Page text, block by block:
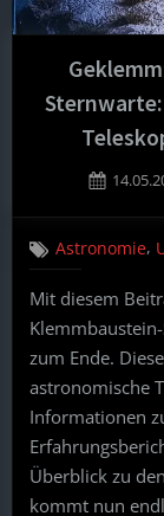
Posted
Astronomie,
Mit diesem
zum Ende.
astronomische
Informationen
Überblick zu
kommt nun